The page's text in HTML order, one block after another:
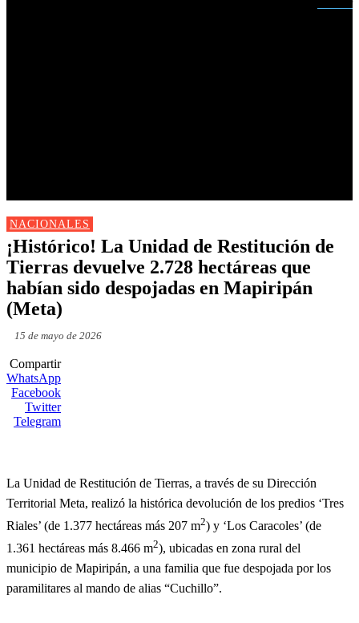
NACIONALES
¡Histórico! La Unidad de Restitución de
Tierras devuelve 2.728 hectáreas que
habían sido despojadas en Mapiripán
(Meta)
15 de mayo de 2026
Compartir
WhatsApp
Facebook
Twitter
Telegram
La Unidad de Restitución de Tierras, a través de su Dirección
Territorial Meta, realizó la histórica devolución de los predios ‘Tres
Riales’ (de 1.377 hectáreas más 207 m2) y ‘Los Caracoles’ (de
1.361 hectáreas más 8.466 m2), ubicadas en zona rural del
municipio de Mapiripán, a una familia que fue despojada por los
paramilitares al mando de alias “Cuchillo”.